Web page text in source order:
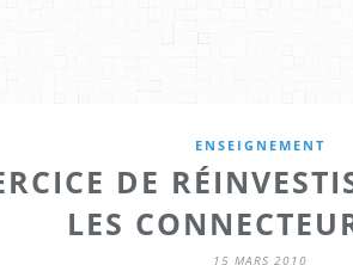
ENSEIGNEMENT
DE
LES
15 MARS 2010